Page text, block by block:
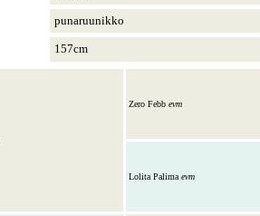
punaruunikko
157cm
Zero Febb evm
Lolita Palima evm